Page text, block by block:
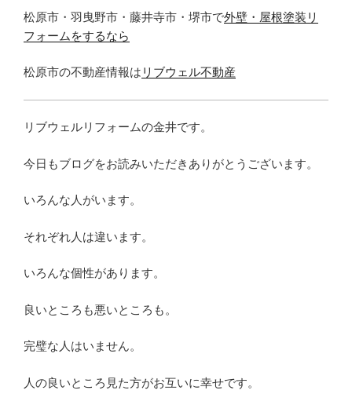
松原市・羽曳野市・藤井寺市・堺市で外壁・屋根塗装リ
フォームをするなら
松原市の不動産情報は リブウェル不動産
リブウェルリフォームの金井です。
今日もブログをお読みいただきありがとうございます。
いろんな人がいます。
それぞれ人は違います。
いろんな個性があります。
良いところも悪いところも。
完璧な人はいません。
人の良いところ見た方がお互いに幸せです。